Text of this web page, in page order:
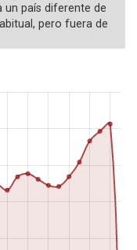
un país diferente de
pero fuera de
a 12 meses
Las fuentes y
varían de un